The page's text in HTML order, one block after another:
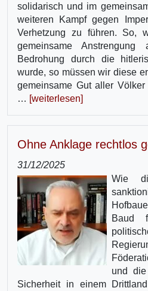
solidarisch und im
weiteren Kampf gegen
Verhetzung zu führen. So,
gemeinsame
Bedrohung durch die
wurde, so müssen wir diese
gemeinsame Gut aller Völker
… [weiterlesen]
Ohne Anklage rechtlos
31/12/2025
Wie
Baud
und
Sicherheit in einem